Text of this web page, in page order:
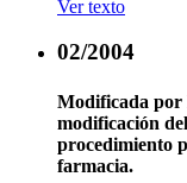
Ver texto
02/2004
Modificada por
modificación
procedimiento
farmacia.